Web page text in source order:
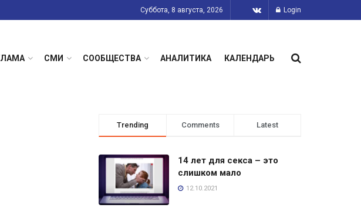
Суббота, 8 августа, 2026 Login
СМИ СООБЩЕСТВА АНАЛИТИКА КАЛЕНДАРЬ
Trending Comments Latest
14 лет для секса – это
слишком мало
12.10.2021